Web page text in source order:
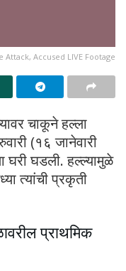
Attack, Accused LIVE Footage
चाकूने हल्ला
(१६ जानेवारी
घरी घडली. हल्ल्यामुळे
त्यांची प्रकृती
प्राथमिक